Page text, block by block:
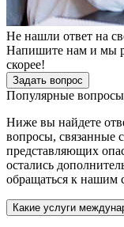
Не нашли ответ на
Напишите нам и мы
скорее!
Задать вопрос
Популярные
Ниже вы найдете
вопросы, связанные
представляющих
остались
обращаться к нашим
Какие услуги